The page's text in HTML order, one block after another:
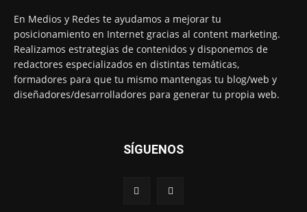
En Medios y Redes te ayudamos a mejorar tu
posicionamiento en Internet gracias al content marketing.
Realizamos estrategias de contenidos y disponemos de
redactores especializados en distintas temáticas,
formadores para que tu mismo mantengas tu blog/web y
diseñadores/desarrolladores para generar tu propia web.
SÍGUENOS